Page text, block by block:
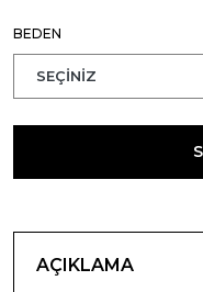
BEDEN
AÇIKLAMA